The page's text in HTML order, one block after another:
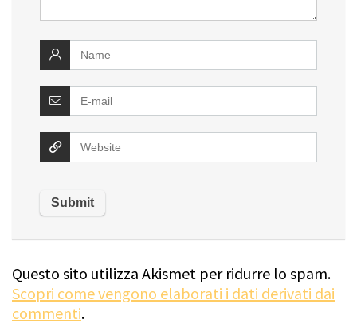
Questo sito utilizza Akismet per ridurre lo spam.
Scopri come vengono elaborati i dati derivati dai
commenti.